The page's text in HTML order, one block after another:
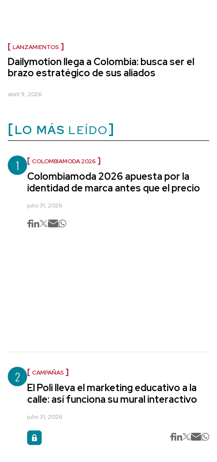
LANZAMIENTOS
Dailymotion llega a Colombia: busca ser el
brazo estratégico de sus aliados
abril 9, 2026
LO MÁS LEÍDO
1 COLOMBIAMODA 2026
Colombiamoda 2026 apuesta por la
identidad de marca antes que el precio
julio 31, 2026
2 CAMPAÑAS
El Poli lleva el marketing educativo a la
calle: así funciona su mural interactivo
julio 31, 2026